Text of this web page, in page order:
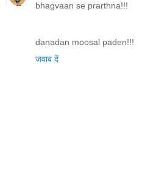
bhagvaan se prarthna!!!
danadan moosal paden!!!
जवाब दें